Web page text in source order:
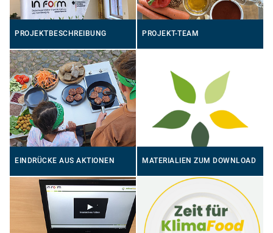
PROJEKTBESCHREIBUNG PROJEKT-TEAM
EINDRÜCKE AUS AKTIONEN MATERIALIEN ZUM DOWNLOAD